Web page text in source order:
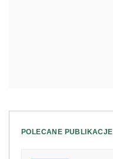
POLECANE PUBLIKACJE